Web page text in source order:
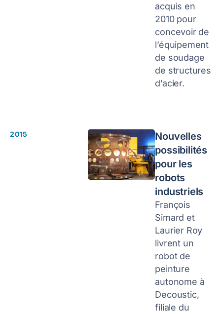
acquis en
2010 pour
concevoir de
l’équipement
de soudage
de structures
d’acier.
2015
Nouvelles
possibilités
pour les
robots
industriels
François
Simard et
Laurier Roy
livrent un
robot de
peinture
autonome à
Decoustic,
filiale du